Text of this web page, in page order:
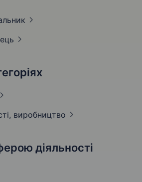
виробництво
діяльності